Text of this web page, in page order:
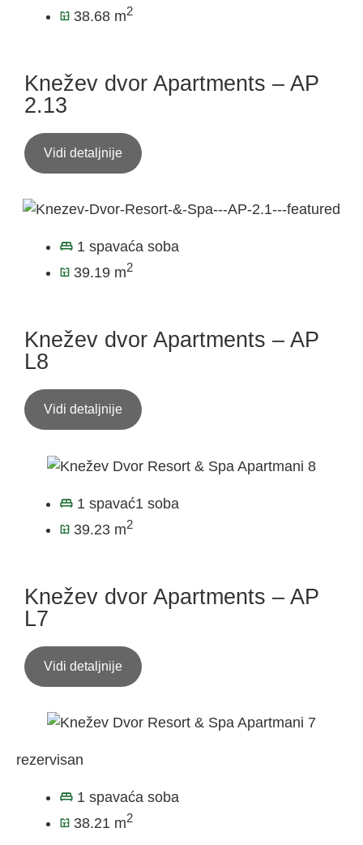
38.68 m2
Knežev dvor Apartments – AP
2.13
Vidi detaljnije
1 spavaća soba
39.19 m2
Knežev dvor Apartments – AP
L8
Vidi detaljnije
1 spavać1 soba
39.23 m2
Knežev dvor Apartments – AP
L7
Vidi detaljnije
rezervisan
1 spavaća soba
38.21 m2